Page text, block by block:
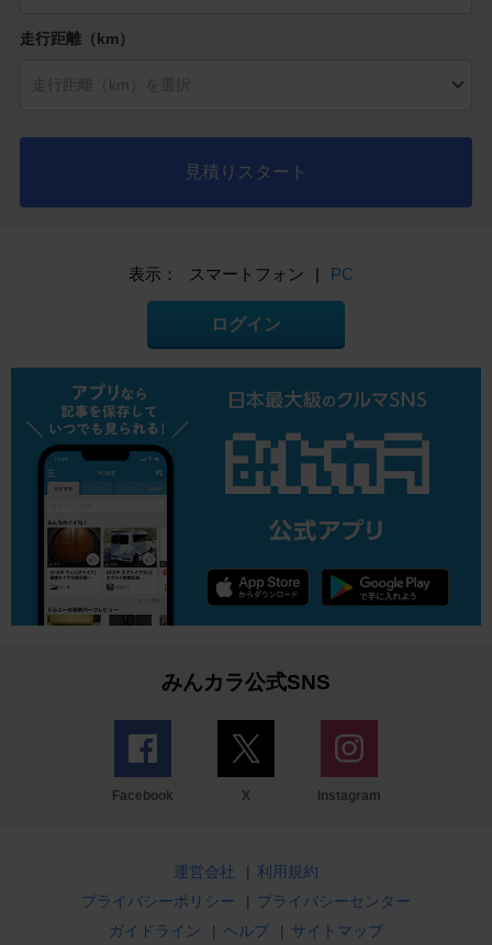
走行距離（km）
見積りスタート
表示： スマートフォン | PC
ログイン
みんカラ公式SNS
Facebook X Instagram
運営会社 | 利用規約
プライバシーポリシー
| プライバシーセンター
ガイドライン
| ヘルプ | サイトマップ